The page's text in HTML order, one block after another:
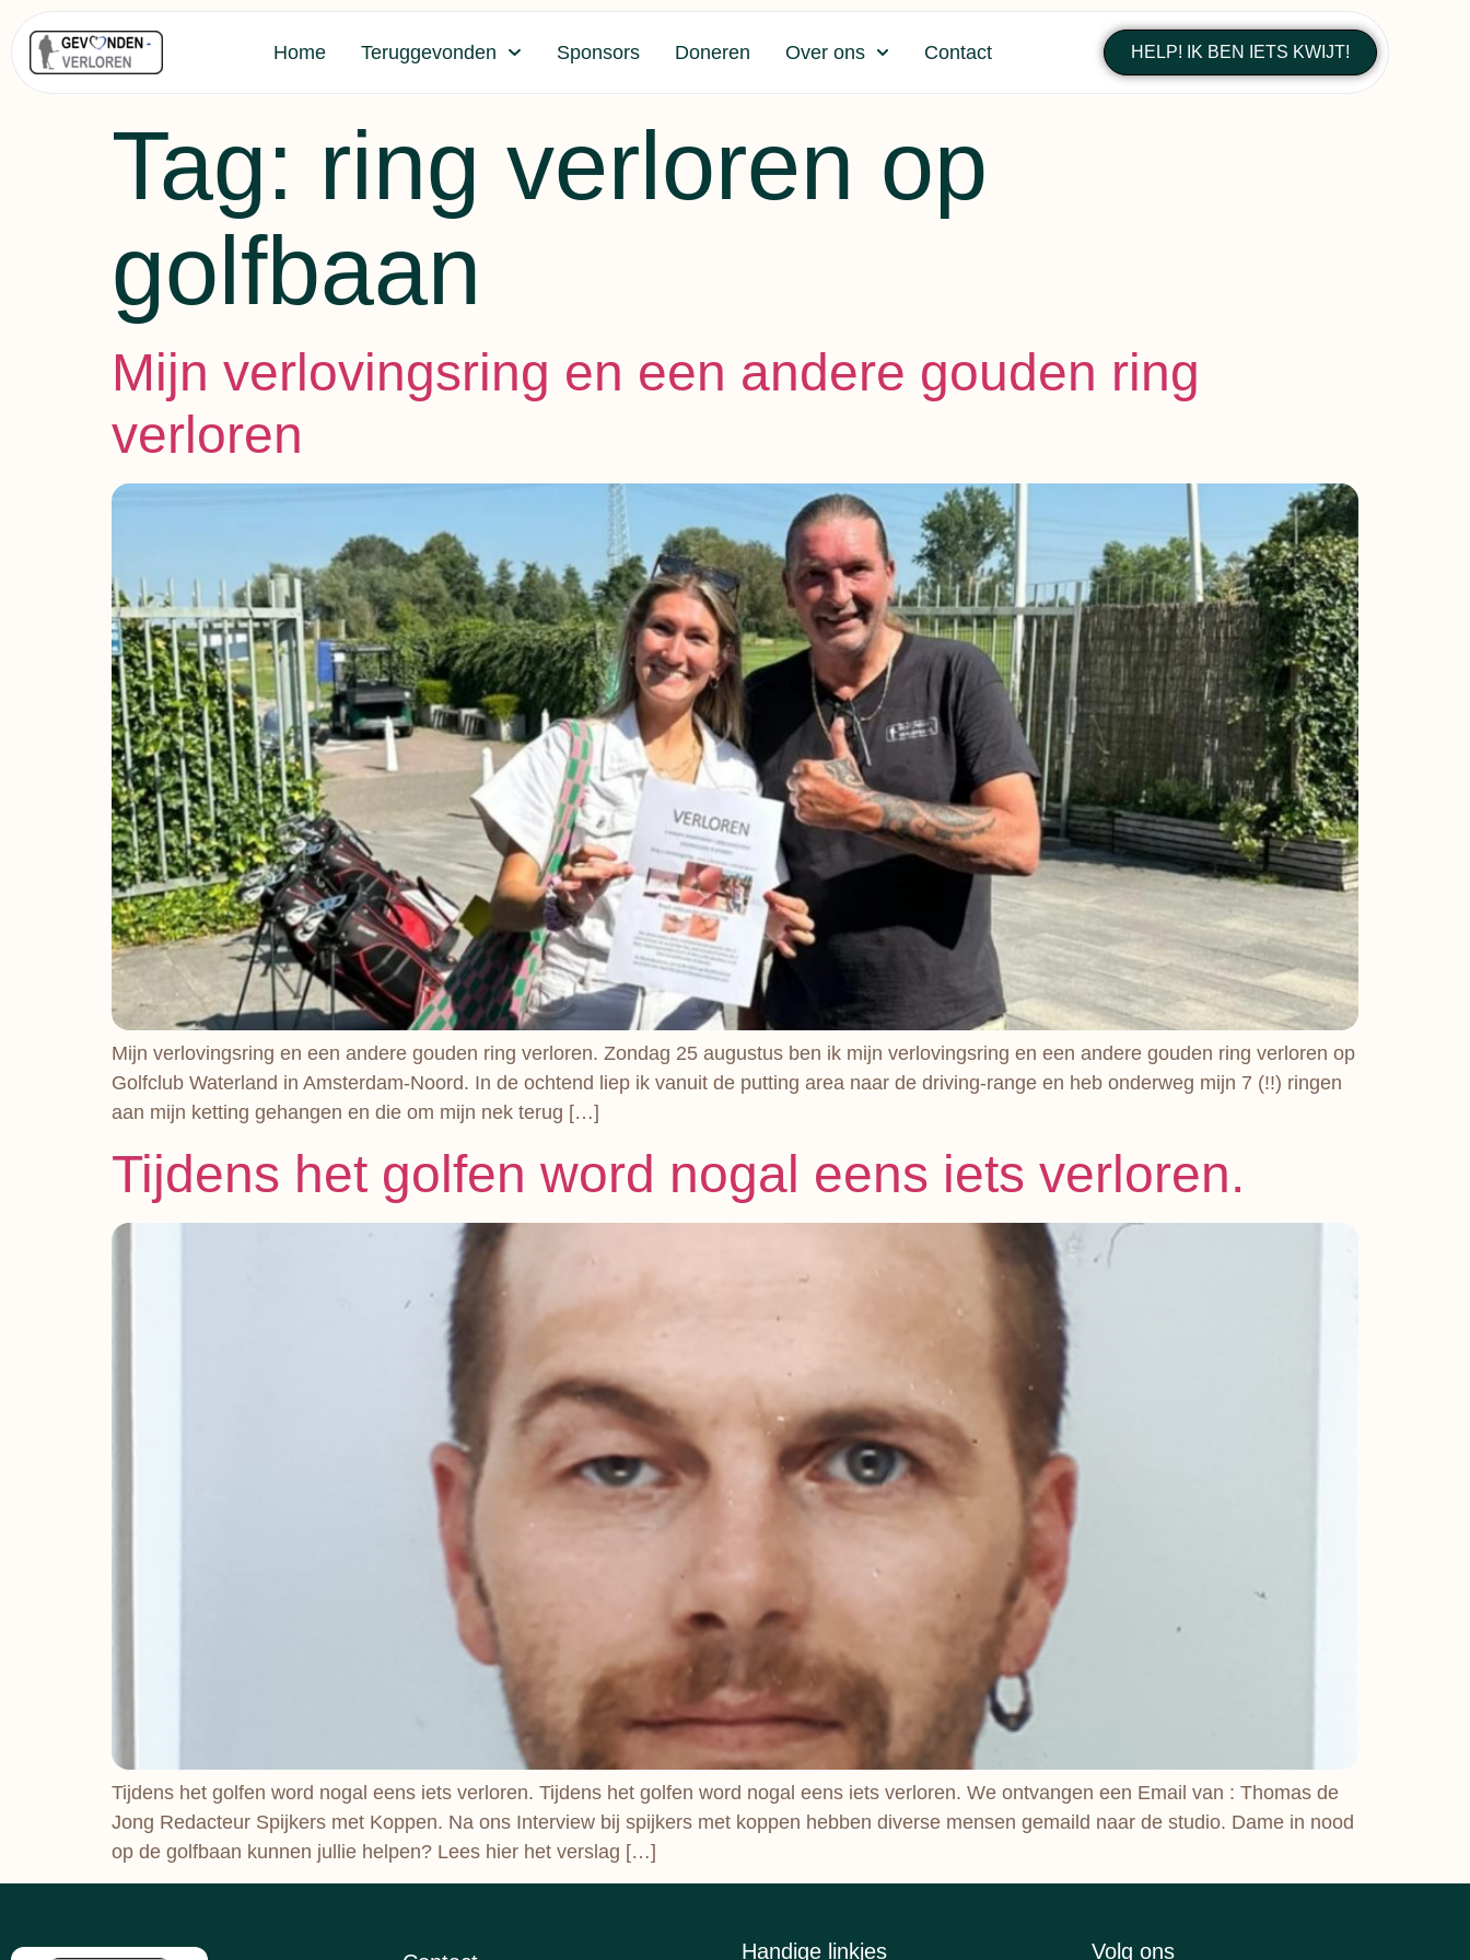
Home Teruggevonden Sponsors Doneren Over ons Contact HELP! IK BEN IETS KWIJT!
Tag: ring verloren op
golfbaan
Mijn verlovingsring en een andere gouden ring
verloren
Mijn verlovingsring en een andere gouden ring verloren. Zondag 25 augustus ben ik mijn verlovingsring en een andere gouden ring verloren op
Golfclub Waterland in Amsterdam-Noord. In de ochtend liep ik vanuit de putting area naar de driving-range en heb onderweg mijn 7 (!!) ringen
aan mijn ketting gehangen en die om mijn nek terug […]
Tijdens het golfen word nogal eens iets verloren.
Tijdens het golfen word nogal eens iets verloren. Tijdens het golfen word nogal eens iets verloren. We ontvangen een Email van : Thomas de
Jong Redacteur Spijkers met Koppen. Na ons Interview bij spijkers met koppen hebben diverse mensen gemaild naar de studio. Dame in nood
op de golfbaan kunnen jullie helpen? Lees hier het verslag […]
Handige linkjes Volg ons